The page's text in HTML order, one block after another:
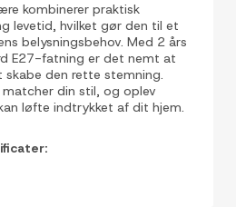
kombinerer praktisk
levetid, hvilket gør den til et
belysningsbehov. Med 2 års
E27-fatning er det nemt at
den rette stemning.
din stil, og oplev
løfte indtrykket af dit hjem.